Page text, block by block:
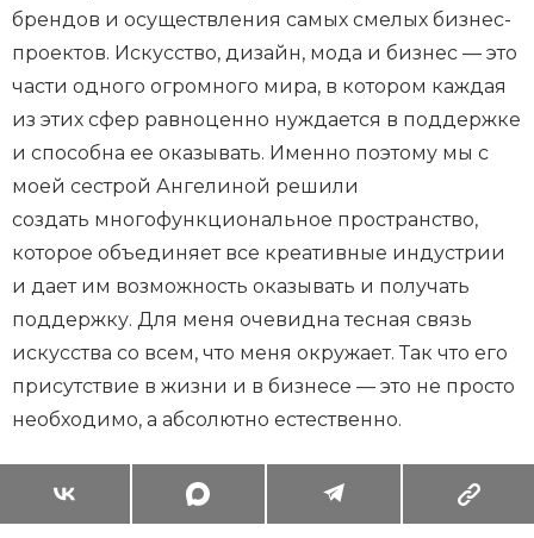
брендов и осуществления самых смелых бизнес-
проектов. Искусство, дизайн, мода и бизнес — это
части одного огромного мира, в котором каждая
из этих сфер равноценно нуждается в поддержке
и способна ее оказывать. Именно поэтому мы с
моей сестрой Ангелиной решили
создать многофункциональное пространство,
которое объединяет все креативные индустрии
и дает им возможность оказывать и получать
поддержку. Для меня очевидна тесная связь
искусства со всем, что меня окружает. Так что его
присутствие в жизни и в бизнесе — это не просто
необходимо, а абсолютно естественно.